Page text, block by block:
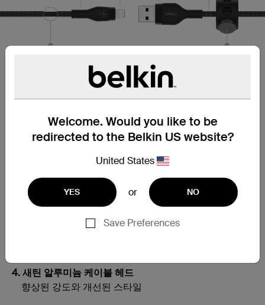
Welcome. Would you like to be
redirected to the Belkin US website?
United States
YES or NO
Save Preferences
뛰어난 내구성
1. 실리콘 재킷 내장 (케이블의 내부 도체를 보호 및
절연)
뛰어난 유연성과 엉킴 방지 기능
2. 탁월한 성능의 스트레인 릴리프
케이블 마모 방지
3. Lightning 커넥터
4. 새틴 알루미늄 케이블 헤드
향상된 강도와 개선된 스타일